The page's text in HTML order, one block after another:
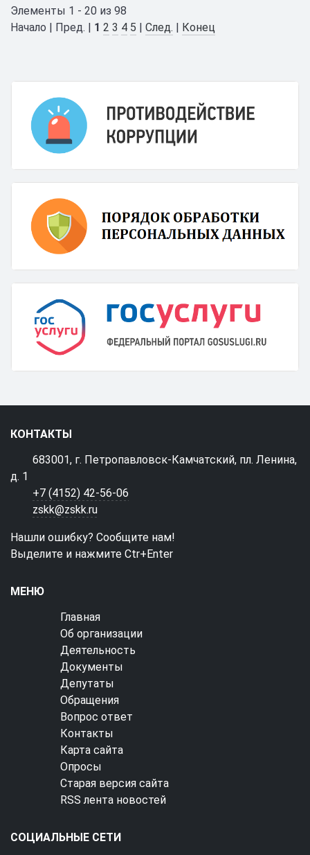
Элементы 1 - 20 из 98
Начало | Пред. | 1 2 3 4 5 | След. | Конец
КОНТАКТЫ
683001, г. Петропавловск-Камчатский, пл. Ленина,
д. 1
+7 (4152) 42-56-06
zskk@zskk.ru
Нашли ошибку? Сообщите нам!
Выделите и нажмите Ctr+Enter
МЕНЮ
Главная
Об организации
Деятельность
Документы
Депутаты
Обращения
Вопрос ответ
Контакты
Карта сайта
Опросы
Старая версия сайта
RSS лента новостей
СОЦИАЛЬНЫЕ СЕТИ